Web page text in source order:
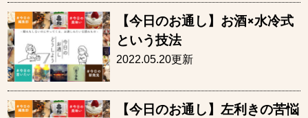
【今日のお通し】お酒×水冷式
という技法
2022.05.20更新
【今日のお通し】左利きの苦悩